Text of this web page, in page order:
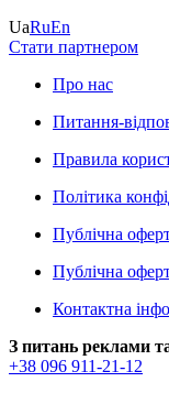
UaRuEn
Стати партнером
Про нас
Питання-
Правила
Політика
Публічна
Публічна
Контактна
З питань реклами
+38 096 911-21-12